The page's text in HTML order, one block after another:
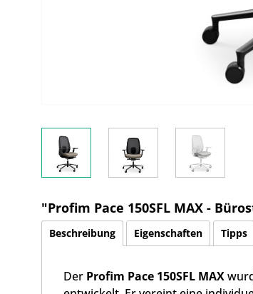
"Profim Pace 150SFL MAX -
Beschreibung Eigenschaften Tipps
Der Profim Pace 150SFL MAX